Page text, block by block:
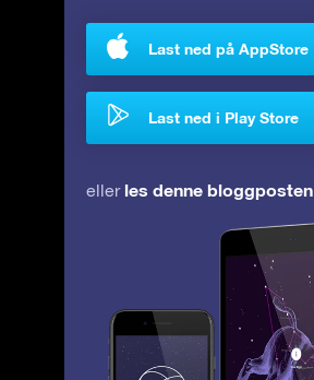
Last ned på AppStore
Last ned i Play Store
eller les denne bloggposten